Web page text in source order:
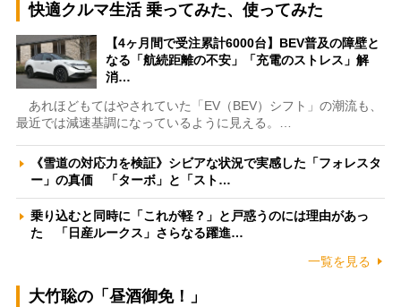
快適クルマ生活 乗ってみた、使ってみた
【4ヶ月間で受注累計6000台】BEV普及の障壁と
なる「航続距離の不安」「充電のストレス」解
消…
あれほどもてはやされていた「EV（BEV）シフト」の潮流も、
最近では減速基調になっているように見える。…
《雪道の対応力を検証》シビアな状況で実感した「フォレスタ
ー」の真価 「ターボ」と「スト…
乗り込むと同時に「これが軽？」と戸惑うのには理由があっ
た 「日産ルークス」さらなる躍進…
一覧を見る
大竹聡の「昼酒御免！」